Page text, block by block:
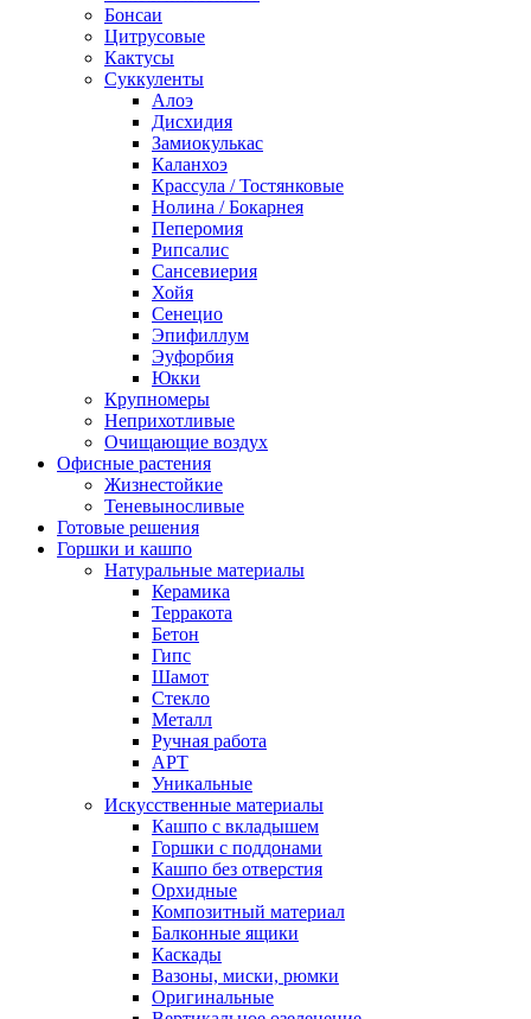
Бонсаи
Цитрусовые
Кактусы
Суккуленты
Алоэ
Дисхидия
Замиокулькас
Каланхоэ
Крассула / Тостянковые
Нолина / Бокарнея
Пеперомия
Рипсалис
Сансевиерия
Хойя
Сенецио
Эпифиллум
Эуфорбия
Юкки
Крупномеры
Неприхотливые
Очищающие воздух
Офисные растения
Жизнестойкие
Теневыносливые
Готовые решения
Горшки и кашпо
Натуральные материалы
Керамика
Терракота
Бетон
Гипс
Шамот
Стекло
Металл
Ручная работа
АРТ
Уникальные
Искусственные материалы
Кашпо с вкладышем
Горшки с поддонами
Кашпо без отверстия
Орхидные
Композитный материал
Балконные ящики
Каскады
Вазоны, миски, рюмки
Оригинальные